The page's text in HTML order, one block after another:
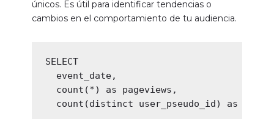
únicos. Es útil para identificar tendencias o
cambios en el comportamiento de tu audiencia.
SELECT
  event_date,
  count(*) as pageviews,
  count(distinct user_pseudo_id) as users